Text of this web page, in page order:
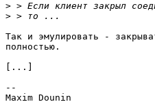
>
>
Так и эмулировать -
полностью.
[...]
--